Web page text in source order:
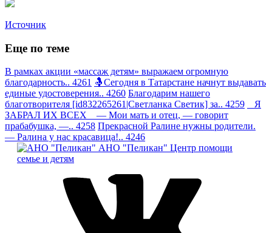
Источник
Еще по теме
В рамках акции «массаж детям» выражаем огромную
благодарность.. 4261 🤱Сегодня в Татарстане начнут выдавать
единые удостоверения.. 4260 Благодарим нашего
благотворителя [id832265261|Светланка Светик] за.. 4259
Я
ЗАБРАЛ ИХ ВСЕХ — Мои мать и отец, — говорит
прабабушка, —.. 4258 Прекрасной Ралине нужны родители.
— Ралина у нас красавица!.. 4246
АНО "Пеликан" Центр помощи
семье и детям